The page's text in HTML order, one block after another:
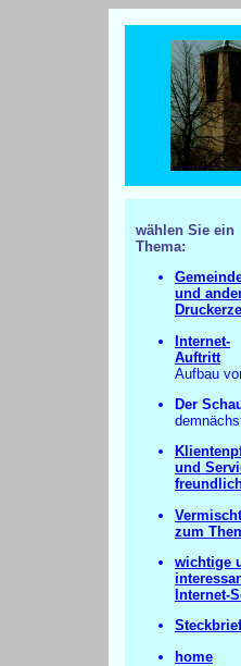
wählen Sie ein
Thema:
und
Internet-
Auftritt
Aufbau
Der
und
zum
wichtige
Internet-
Steckbrief
home